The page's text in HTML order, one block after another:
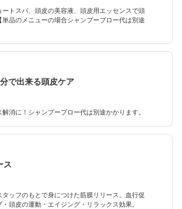
ートスパ、頭皮の美容液、頭皮用エッセンスで頭
単品のメニューの場合シャンプーブロー代は別途
で出来る頭皮ケア
消に！シャンプーブロー代は別途かかります。
ス
ッフのもとで身につけた筋膜リリース。血行促
頭皮の運動・エイジング・リラックス効果。